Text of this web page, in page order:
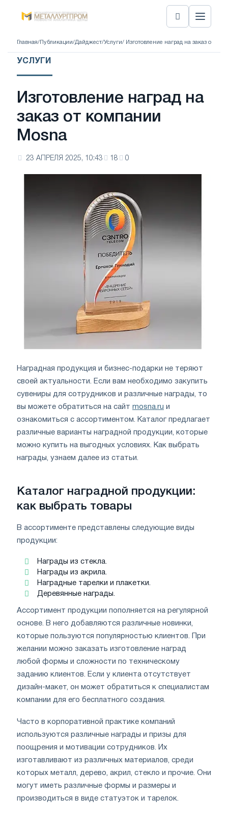
Главная/ Публикации/Дайджест/Услуги/ Изготовление наград на заказ от
УСЛУГИ
Изготовление наград на
заказ от компании
Mosna
23 АПРЕЛЯ 2025, 10:43 18 0
Наградная продукция и бизнес-подарки не теряют
своей актуальности. Если вам необходимо закупить
сувениры для сотрудников и различные награды, то
вы можете обратиться на сайт mosna.ru и
ознакомиться с ассортиментом. Каталог предлагает
различные варианты наградной продукции, которые
можно купить на выгодных условиях. Как выбрать
награды, узнаем далее из статьи.
Каталог наградной продукции:
как выбрать товары
В ассортименте представлены следующие виды
продукции:
Награды из стекла.
Награды из акрила.
Наградные тарелки и плакетки.
Деревянные награды.
Ассортимент продукции пополняется на регулярной
основе. В него добавляются различные новинки,
которые пользуются популярностью клиентов. При
желании можно заказать изготовление наград
любой формы и сложности по техническому
заданию клиентов. Если у клиента отсутствует
дизайн-макет, он может обратиться к специалистам
компании для его бесплатного создания.
Часто в корпоративной практике компаний
используются различные награды и призы для
поощрения и мотивации сотрудников. Их
изготавливают из различных материалов, среди
которых металл, дерево, акрил, стекло и прочие. Они
могут иметь различные формы и размеры и
производиться в виде статуэток и тарелок.